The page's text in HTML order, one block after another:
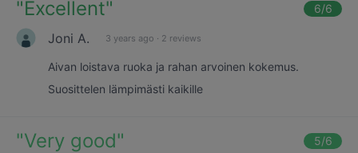
"Excellent" 6/6
Joni A. 3 years ago · 2 reviews
Aivan loistava ruoka ja rahan arvoinen kokemus.
Suosittelen lämpimästi kaikille
"Very good" 5/6